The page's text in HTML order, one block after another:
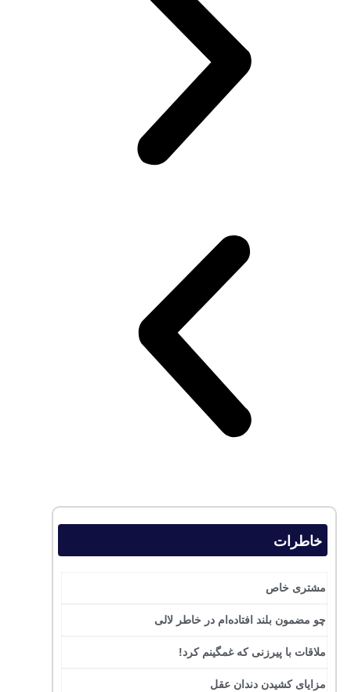
خاطرات
مشتری خاص
چو مضمون بلند افتاده‌ام در خاطر لالی
ملاقات با پیرزنی که غمگینم کرد!
مزایای کشیدن دندان عقل